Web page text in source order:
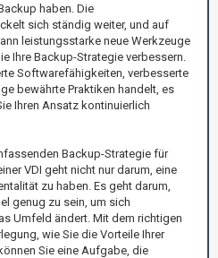
haben. Die
sich ständig weiter, und auf
leistungsstarke neue Werkzeuge
Ihre Backup-Strategie verbessern.
Softwarefähigkeiten, verbesserte
bewährte Praktiken handelt, es
Ihren Ansatz kontinuierlich
Backup-Strategie für
VDI geht nicht nur darum, eine
zu haben. Es geht darum,
genug zu sein, um sich
Umfeld ändert. Mit dem richtigen
wie Sie die Vorteile Ihrer
Sie eine Aufgabe, die